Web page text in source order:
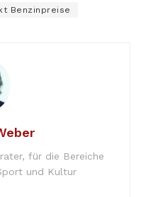
Benzinpreise
für die Bereiche
und Kultur